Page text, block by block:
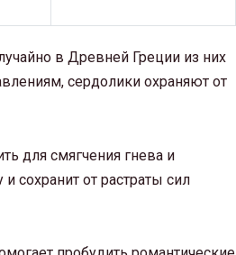
в Древней Греции из них
сердолики охраняют от
для смягчения гнева и
сохранит от растраты сил